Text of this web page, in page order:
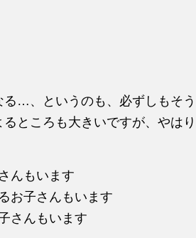
る…、というのも、必ずしもそう
ところも大きいですが、やはり
んもいます
お子さんもいます
さんもいます